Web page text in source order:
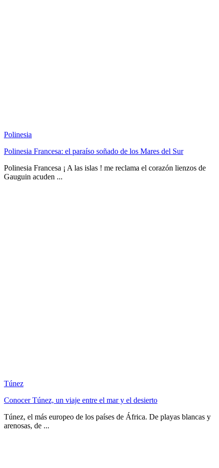
Polinesia
Polinesia Francesa: el paraíso soñado de los Mares del Sur
Polinesia Francesa ¡ A las islas ! me reclama el corazón lienzos de
Gauguin acuden ...
Túnez
Conocer Túnez, un viaje entre el mar y el desierto
Túnez, el más europeo de los países de África. De playas blancas y
arenosas, de ...